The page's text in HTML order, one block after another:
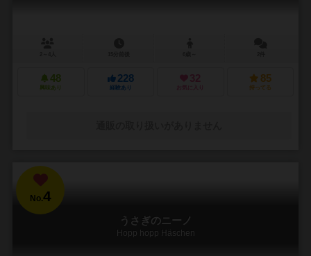
48
興味あり
228
経験あり
32
お気に入り
85
持ってる
No.4
うさぎのニーノ
Hopp hopp Häschen